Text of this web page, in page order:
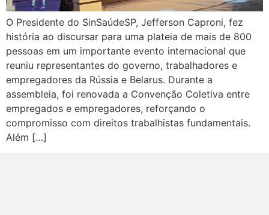
O Presidente do SinSaúdeSP, Jefferson Caproni, fez
história ao discursar para uma plateia de mais de 800
pessoas em um importante evento internacional que
reuniu representantes do governo, trabalhadores e
empregadores da Rússia e Belarus. Durante a
assembleia, foi renovada a Convenção Coletiva entre
empregados e empregadores, reforçando o
compromisso com direitos trabalhistas fundamentais.
Além […]